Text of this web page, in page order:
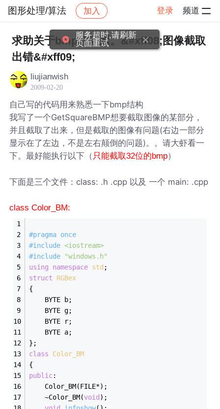
图形处理/算法 加入 登录 频道
社区 图形处理/算法 帖子详情
求助关于bmp的问题。&#xff08;图像截取
出错&#xff09;
liujianwish
2009-02-20
自己写的代码用来熟悉一下bmp结构
我写了一个GetSquareBMP想要截取图像的某部分，
并且截取了出来，但是截取的图像有问题(右边一部分
显示在了左边，不是左右颠倒的问题)。。请大虾看一
下。最好能执行以下（ 只能截取32位的bmp）
下面是三个文件：class: .h .cpp 以及 一个 main: .cpp
class Color_BM:
#pragma once
#include <iostream>
#include
"windows.h"
using
namespace std ;
struct
RGBex
{
	BYTE b;
	BYTE g;
	BYTE r;
	BYTE a;
};
class
Color_BM
{
public:
	Color_BM(FILE*);
	~Color_BM(
void );